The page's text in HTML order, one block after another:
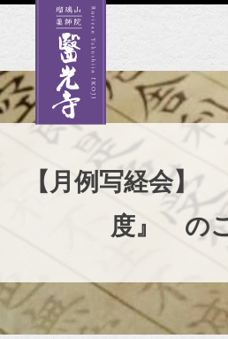
【月例写経会】
度』 の